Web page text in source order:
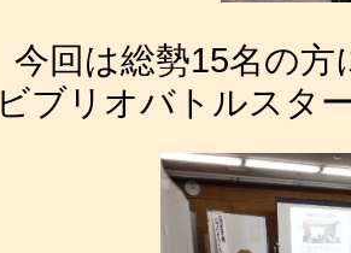
今回は総勢15名の
ビブリオバトルスタ